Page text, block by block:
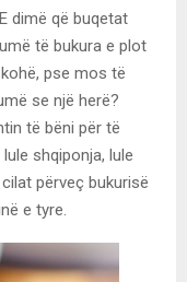
dimë që buqetat
të bukura e plot
pse mos të
se një herë?
të bëni për të
shqiponja, lule
përveç bukurisë
e tyre.